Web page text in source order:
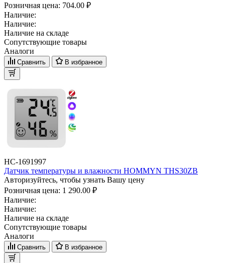
Розничная цена: 704.00 ₽
Наличие:
Наличие:
Наличие на складе
Сопутствующие товары
Аналоги
Сравнить В избранное
НС-1691997
Датчик температуры и влажности HOMMYN THS30ZB
Авторизуйтесь, чтобы узнать Вашу цену
Розничная цена: 1 290.00 ₽
Наличие:
Наличие:
Наличие на складе
Сопутствующие товары
Аналоги
Сравнить В избранное